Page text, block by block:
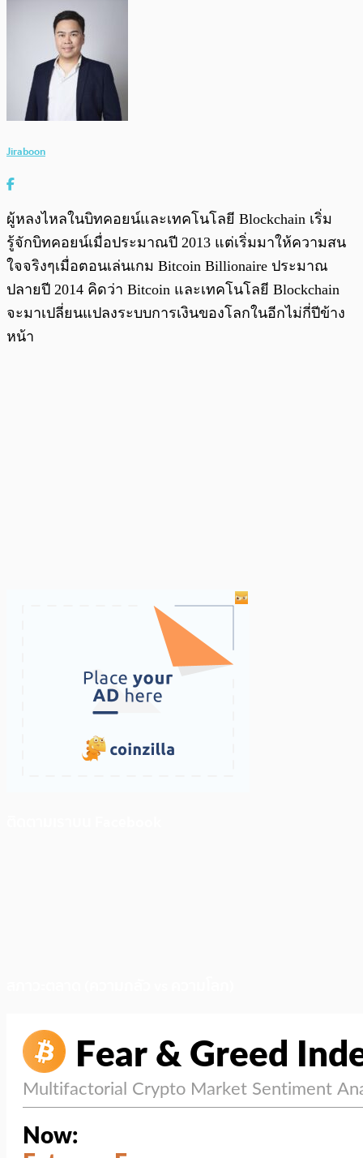
Jiraboon
ผู้หลงไหลในบิทคอยน์และเทคโนโลยี Blockchain เริ่ม
รู้จักบิทคอยน์เมื่อประมาณปี 2013 แต่เริ่มมาให้ความสน
ใจจริงๆเมื่อตอนเล่นเกม Bitcoin Billionaire ประมาณ
ปลายปี 2014 คิดว่า Bitcoin และเทคโนโลยี Blockchain
จะมาเปลี่ยนแปลงระบบการเงินของโลกในอีกไม่กี่ปีข้าง
หน้า